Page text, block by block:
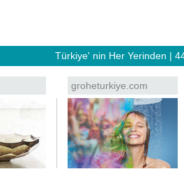
Türkiye' nin Her Yerinden |
groheturkiye.com